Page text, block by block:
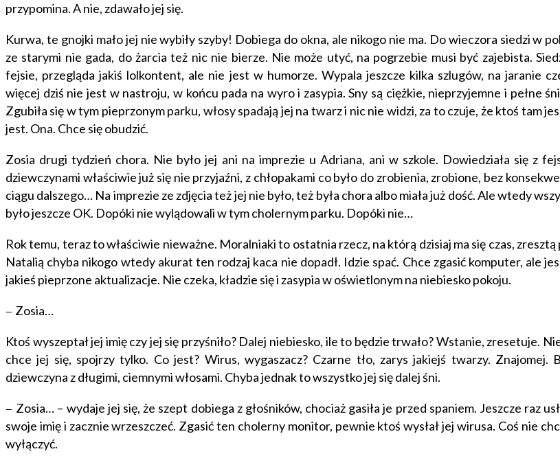
przypomina. A nie, zdawało jej się.
Kurwa, te gnojki mało jej nie wybiły szyby! Dobiega do okna, ale nikogo nie ma. Do wieczora siedzi w
ze starymi nie gada, do żarcia też nic nie bierze. Nie może utyć, na pogrzebie musi być zajebista.
fejsie, przegląda jakiś lolkontent, ale nie jest w humorze. Wypala jeszcze kilka szlugów, na jaranie
więcej dziś nie jest w nastroju, w końcu pada na wyro i zasypia. Sny są ciężkie, nieprzyjemne i pełne
Zgubiła się w tym pieprzonym parku, włosy spadają jej na twarz i nic nie widzi, za to czuje, że ktoś tam
jest. Ona. Chce się obudzić.
Zosia drugi tydzień chora. Nie było jej ani na imprezie u Adriana, ani w szkole. Dowiedziała się z
dziewczynami właściwie już się nie przyjaźni, z chłopakami co było do zrobienia, zrobione, bez
ciągu dalszego… Na imprezie ze zdjęcia też jej nie było, też była chora albo miała już dość. Ale wtedy
było jeszcze OK. Dopóki nie wylądowali w tym cholernym parku. Dopóki nie…
Rok temu, teraz to właściwie nieważne. Moralniaki to ostatnia rzecz, na którą dzisiaj ma się czas, zresztą
Natalią chyba nikogo wtedy akurat ten rodzaj kaca nie dopadł. Idzie spać. Chce zgasić komputer, ale
jakieś pieprzone aktualizacje. Nie czeka, kładzie się i zasypia w oświetlonym na niebiesko pokoju.
– Zosia…
Ktoś wyszeptał jej imię czy jej się przyśniło? Dalej niebiesko, ile to będzie trwało? Wstanie, zresetuje.
chce jej się, spojrzy tylko. Co jest? Wirus, wygaszacz? Czarne tło, zarys jakiejś twarzy. Znajomej.
dziewczyna z długimi, ciemnymi włosami. Chyba jednak to wszystko jej się dalej śni.
– Zosia… – wydaje jej się, że szept dobiega z głośników, chociaż gasiła je przed spaniem. Jeszcze raz
swoje imię i zacznie wrzeszczeć. Zgasić ten cholerny monitor, pewnie ktoś wysłał jej wirusa. Coś nie
wyłączyć.